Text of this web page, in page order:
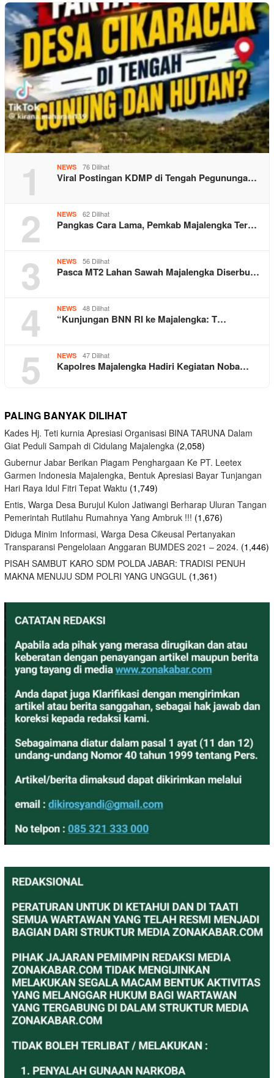
1 NEWS 76 Dilihat
Viral Postingan KDMP di Tengah Pegununga…
2 NEWS 62 Dilihat
Pangkas Cara Lama, Pemkab Majalengka Ter…
3 NEWS 56 Dilihat
Pasca MT2 Lahan Sawah Majalengka Diserbu…
4 NEWS 48 Dilihat
“Kunjungan BNN RI ke Majalengka: T…
5 NEWS 47 Dilihat
Kapolres Majalengka Hadiri Kegiatan Noba…
PALING BANYAK DILIHAT
Kades Hj. Teti kurnia Apresiasi Organisasi BINA TARUNA Dalam
Giat Peduli Sampah di Cidulang Majalengka (2,058)
Gubernur Jabar Berikan Piagam Penghargaan Ke PT. Leetex
Garmen Indonesia Majalengka, Bentuk Apresiasi Bayar Tunjangan
Hari Raya Idul Fitri Tepat Waktu (1,749)
Entis, Warga Desa Burujul Kulon Jatiwangi Berharap Uluran Tangan
Pemerintah Rutilahu Rumahnya Yang Ambruk !!! (1,676)
Diduga Minim Informasi, Warga Desa Cikeusal Pertanyakan
Transparansi Pengelolaan Anggaran BUMDES 2021 – 2024. (1,446)
PISAH SAMBUT KARO SDM POLDA JABAR: TRADISI PENUH
MAKNA MENUJU SDM POLRI YANG UNGGUL (1,361)